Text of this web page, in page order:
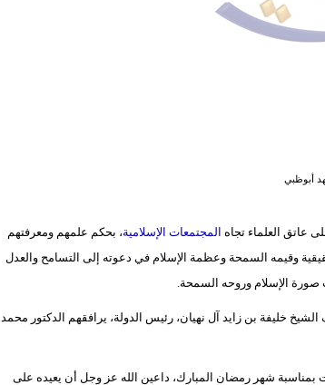
أبوظبي
عاتق العلماء تجاه المجتمعات الإسلامية، بحكم علمهم ومعرفتهم
وقيمه السمحة وعظمة الإسلام في دعوته إلى التسامح والعدل
صورة الإسلام وروحه السمحة.
خليفة بن زايد آل نهيان، رئيس الدولة، يرافقهم الدكتور محمد
بمناسبة شهر رمضان المبارك، داعين الله عز وجل أن يعيده على